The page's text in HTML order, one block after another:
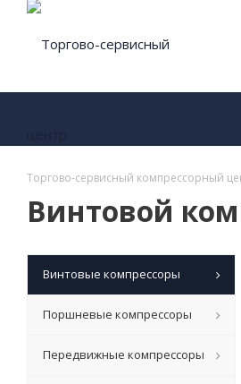
Торгово-сервисный компрессорный
Винтовой
Винтовые компрессоры
Поршневые компрессоры
Передвижные компрессоры